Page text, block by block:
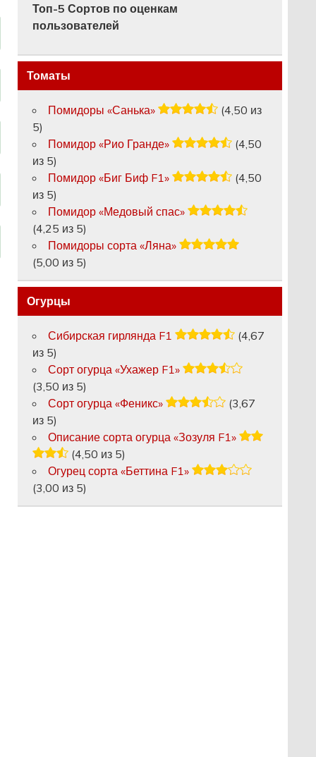
Топ-5 Сортов по оценкам
пользователей
Томаты
Помидоры «Санька»
(4,50 из
5)
Помидор «Рио Гранде»
(4,50
из 5)
Помидор «Биг Биф F1»
(4,50
из 5)
Помидор «Медовый спас»
(4,25 из 5)
Помидоры сорта «Ляна»
(5,00 из 5)
Огурцы
Сибирская гирлянда F1
(4,67
из 5)
Сорт огурца «Ухажер F1»
(3,50 из 5)
Сорт огурца «Феникс»
(3,67
из 5)
Описание сорта огурца «Зозуля F1»
(4,50 из 5)
Огурец сорта «Беттина F1»
(3,00 из 5)